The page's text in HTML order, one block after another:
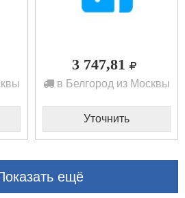
3 747,81
в Белгород из Москвы
Уточнить
ещё